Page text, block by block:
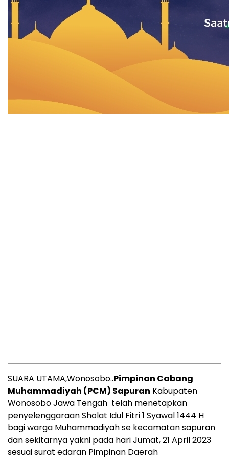
SUARA UTAMA,Wonosobo..Pimpinan Cabang
Muhammadiyah (PCM) Sapuran Kabupaten
Wonosobo Jawa Tengah telah menetapkan
penyelenggaraan Sholat Idul Fitri 1 Syawal 1444 H
bagi warga Muhammadiyah se kecamatan sapuran
dan sekitarnya yakni pada hari Jumat, 21 April 2023
sesuai surat edaran Pimpinan Daerah